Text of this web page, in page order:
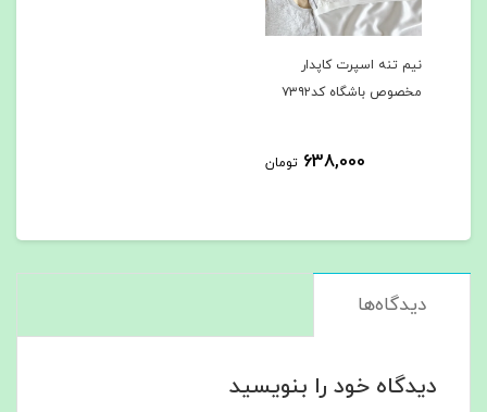
نیم تنه اسپرت کاپدار
مخصوص باشگاه کد۷۳۹۲
638,000 تومان
دیدگاه‌ها
دیدگاه خود را بنویسید